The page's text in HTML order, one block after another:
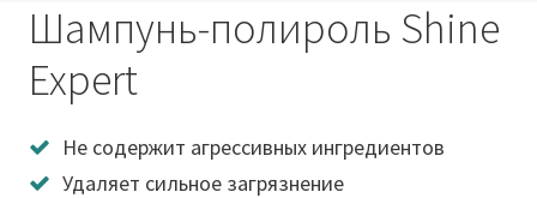
Шампунь-полироль Shine
Expert
Не содержит агрессивных ингредиентов
Удаляет сильное загрязнение